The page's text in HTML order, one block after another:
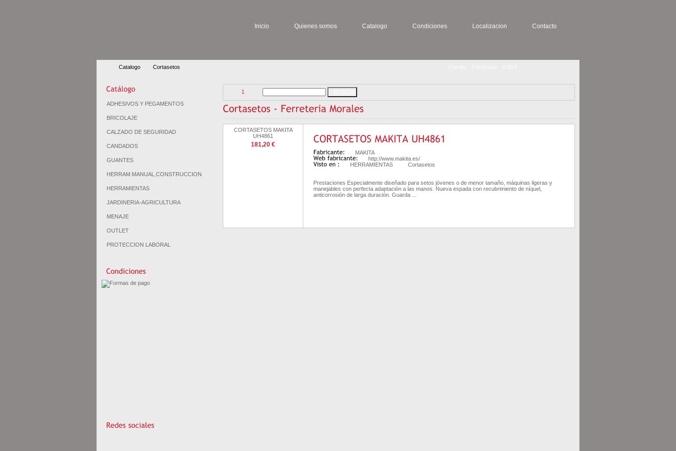
Inicio Quienes somos Catalogo Condiciones Localizacion Contacto
Catalogo Cortasetos
ADHESIVOS Y PEGAMENTOS
BRICOLAJE
CALZADO DE SEGURIDAD
CANDADOS
GUANTES
HERRAM.MANUAL,CONSTRUCCION
HERRAMIENTAS
JARDINERIA-AGRICULTURA
MENAJE
OUTLET
PROTECCION LABORAL
1
CORTASETOS MAKITA
UH4861
181,20 €
MAKITA
http://www.makita.es/
HERRAMIENTAS
Cortasetos
Prestaciones Especialmente diseñado para setos jóvenes o de menor tamaño, máquinas ligeras y
manejables con perfecta adaptación a las manos. Nueva espada con recubrimiento de níquel,
anticorrosión de larga duración. Guarda ...